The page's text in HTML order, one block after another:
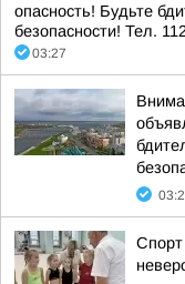
опасность! Будьте
безопасности! Тел.
03:27